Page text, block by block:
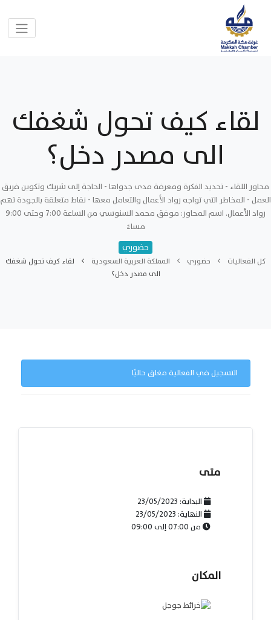
لقاء كيف تحول شغفك
الى مصدر دخل؟
محاور اللقاء - تحديد الفكرة ومعرفة مدى جدواها - الحاجة إلى شريك وتكوين فريق
العمل - المخاطر التي تواجه رواد الأعمال والتعامل معها - نقاط متعلقة بالجودة تهم
رواد الأعمال. اسم المحاور: موفق محمد السنوسي من الساعة 7:00 وحتى 9:00
مساءً
حضوري
كل الفعاليات حضوري المملكة العربية السعودية
لقاء كيف تحول شغفك
الى مصدر دخل؟
التسجيل في الفعالية مغلق حاليًا
متى
البداية: 23/05/2023
النهاية: 23/05/2023
من07:00إلى09:00
المكان